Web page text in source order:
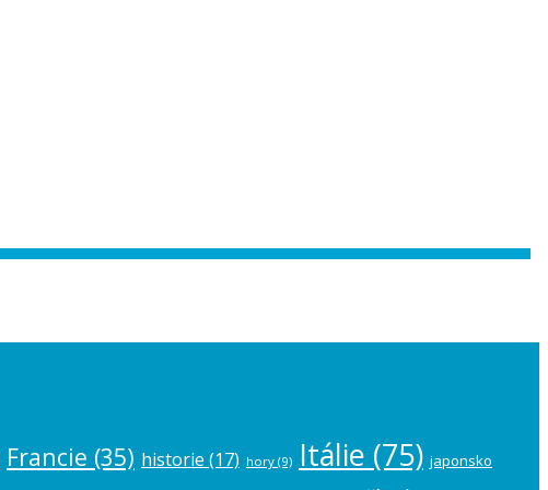
Francie (35) historie (17) hory (9) Itálie (75) japonsko